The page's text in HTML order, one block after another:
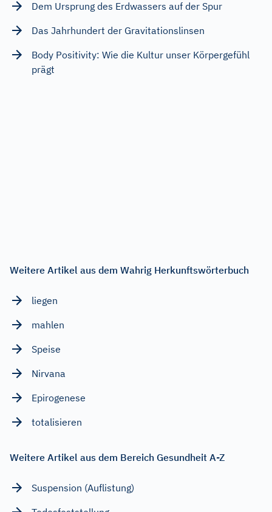
Dem Ursprung des Erdwassers auf der Spur
Das Jahrhundert der Gravitationslinsen
Body Positivity: Wie die Kultur unser Körpergefühl
prägt
Weitere Artikel aus dem Wahrig Herkunftswörterbuch
liegen
mahlen
Speise
Nirvana
Epirogenese
totalisieren
Weitere Artikel aus dem Bereich Gesundheit A-Z
Suspension (Auflistung)